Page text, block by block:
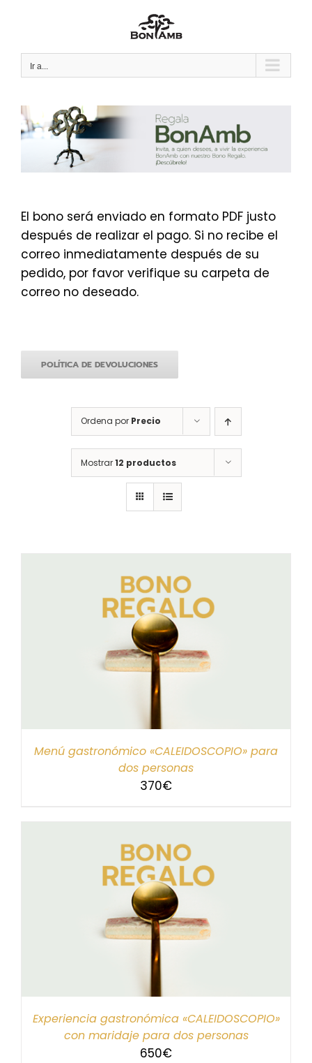
Ir a...
El bono será enviado en formato PDF justo
después de realizar el pago. Si no recibe el
correo inmediatamente después de su
pedido, por favor verifique su carpeta de
correo no deseado.
POLÍTICA DE DEVOLUCIONES
Ordena por Precio
Mostrar12 productos
Menú gastronómico «CALEIDOSCOPIO» para
dos personas
370€
Experiencia gastronómica «CALEIDOSCOPIO»
con maridaje para dos personas
650€